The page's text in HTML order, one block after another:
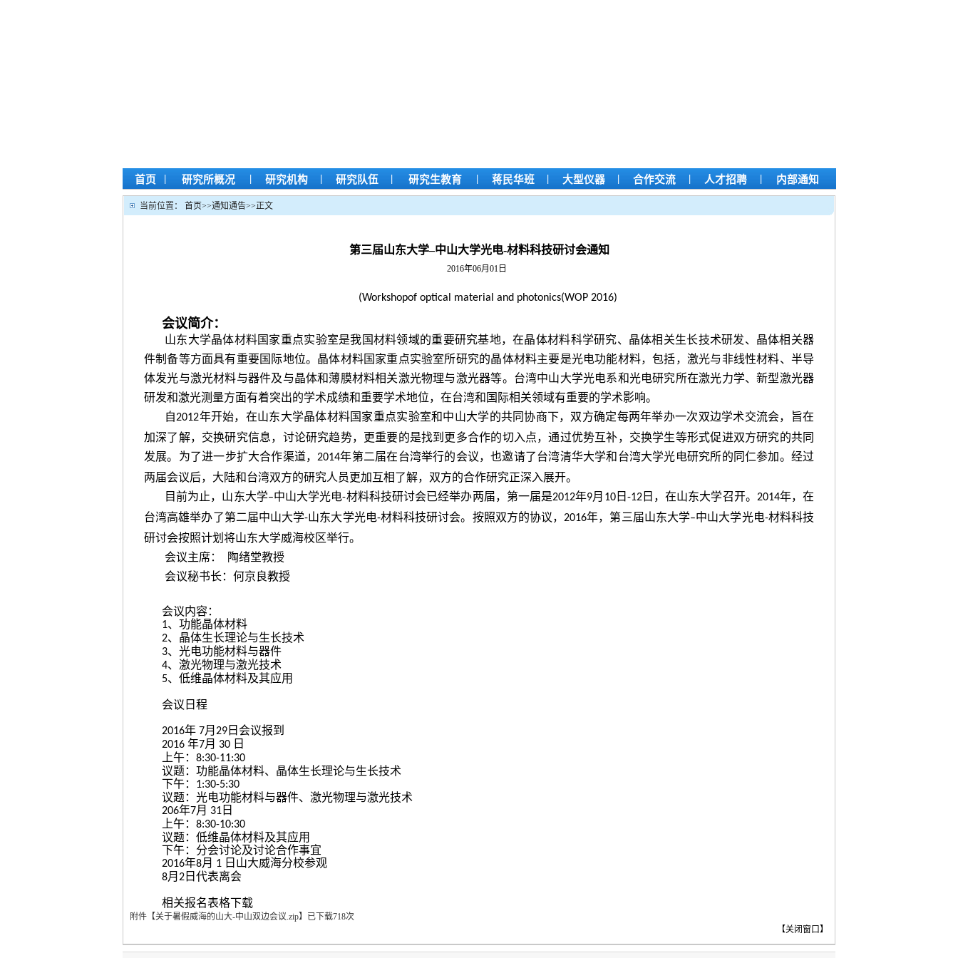
首页 | 研究所概况 | 研究机构 | 研究队伍 | 研究生教育 | 蒋民华班 | 大型仪器 | 合作交流 | 人才招聘 | 内部通知
当前位置： 首页>>通知通告>>正文
第三届山东大学–中山大学光电-材料科技研讨会通知
2016年06月01日
(Workshopof optical material and photonics(WOP 2016)
会议简介：
山东大学晶体材料国家重点实验室是我国材料领域的重要研究基地，在晶体材料科学研究、晶体相关生长技术研发、晶体相关器
件制备等方面具有重要国际地位。晶体材料国家重点实验室所研究的晶体材料主要是光电功能材料，包括，激光与非线性材料、半导
体发光与激光材料与器件及与晶体和薄膜材料相关激光物理与激光器等。台湾中山大学光电系和光电研究所在激光力学、新型激光器
研发和激光测量方面有着突出的学术成绩和重要学术地位，在台湾和国际相关领域有重要的学术影响。
自2012年开始，在山东大学晶体材料国家重点实验室和中山大学的共同协商下，双方确定每两年举办一次双边学术交流会，旨在
加深了解，交换研究信息，讨论研究趋势，更重要的是找到更多合作的切入点，通过优势互补，交换学生等形式促进双方研究的共同
发展。为了进一步扩大合作渠道， 2014年第二届在台湾举行的会议，也邀请了台湾清华大学和台湾大学光电研究所的同仁参加。经过
两届会议后，大陆和台湾双方的研究人员更加互相了解，双方的合作研究正深入展开。
目前为止，山东大学–中山大学光电-材料科技研讨会已经举办两届，第一届是2012年9月 10日 -12日，在山东大学召开。 2014年，在
台湾高雄举办了第二届中山大学-山东大学光电-材料科技研讨会。按照双方的协议， 2016年，第三届山东大学–中山大学光电-材料科技
研讨会按照计划将山东大学威海校区举行。
会议主席： 陶绪堂教授
会议秘书长：何京良教授
会议内容：
1、功能晶体材料
2、晶体生长理论与生长技术
3、光电功能材料与器件
4、激光物理与激光技术
5、低维晶体材料及其应用
会议 日 程
2016年 7月 29 日 会议报到
2016 年7月 30 日
上午： 8:30-11:30
议题：功能晶体材料、晶体生长理论与生长技术
下午： 1:30-5:30
议题：光电功能材料与器件、激光物理与激光技术
206年7月 31 日
上午： 8:30-10:30
议题：低维晶体材料及其应用
下午： 分会讨论及讨论合作事宜
2016年8月 1 日 山大威海分校参观
8月 2 日 代表离会
相关报名表格下载
附件【关于暑假威海的山大-中山双边会议.zip】 已下载718次
【关闭窗口】